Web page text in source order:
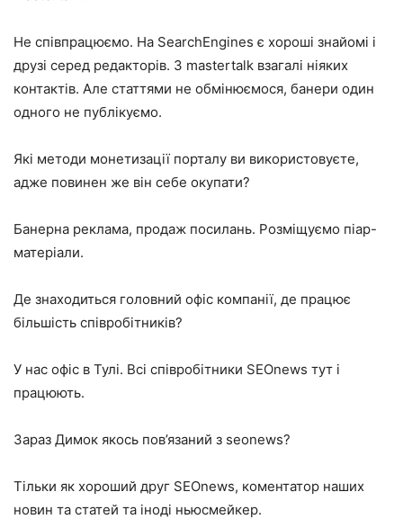
Не співпрацюємо. На SearchEngines є хороші знайомі і
друзі серед редакторів. З mastertalk взагалі ніяких
контактів. Але статтями не обмінюємося, банери один
одного не публікуємо.
Які методи монетизації порталу ви використовуєте,
адже повинен же він себе окупати?
Банерна реклама, продаж посилань. Розміщуємо піар-
матеріали.
Де знаходиться головний офіс компанії, де працює
більшість співробітників?
У нас офіс в Тулі. Всі співробітники SEOnews тут і
працюють.
Зараз Димок якось пов’язаний з seonews?
Тільки як хороший друг SEOnews, коментатор наших
новин та статей та іноді ньюсмейкер.